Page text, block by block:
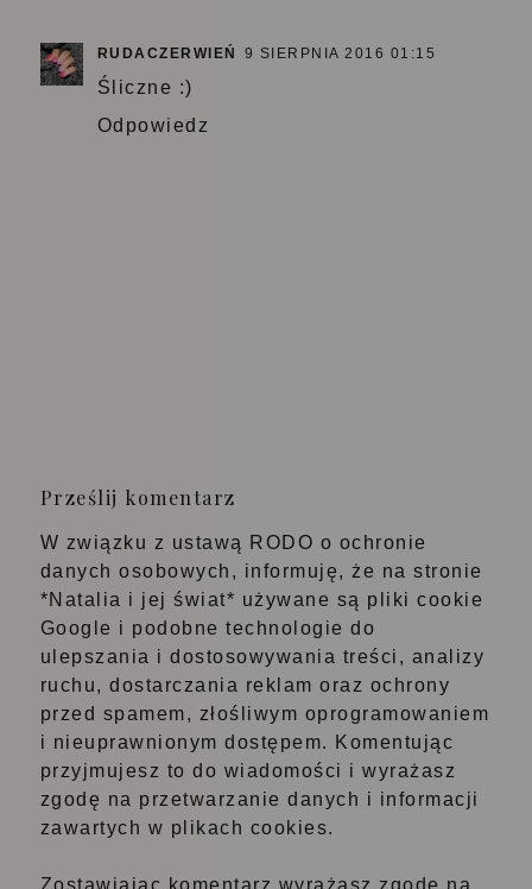
RUDACZERWIEŃ 9 SIERPNIA 2016 01:15
Śliczne :)
Odpowiedz
Prześlij komentarz
W związku z ustawą RODO o ochronie
danych osobowych, informuję, że na stronie
*Natalia i jej świat* używane są pliki cookie
Google i podobne technologie do
ulepszania i dostosowywania treści, analizy
ruchu, dostarczania reklam oraz ochrony
przed spamem, złośliwym oprogramowaniem
i nieuprawnionym dostępem. Komentując
przyjmujesz to do wiadomości i wyrażasz
zgodę na przetwarzanie danych i informacji
zawartych w plikach cookies.
Zostawiając komentarz wyrażasz zgodę na